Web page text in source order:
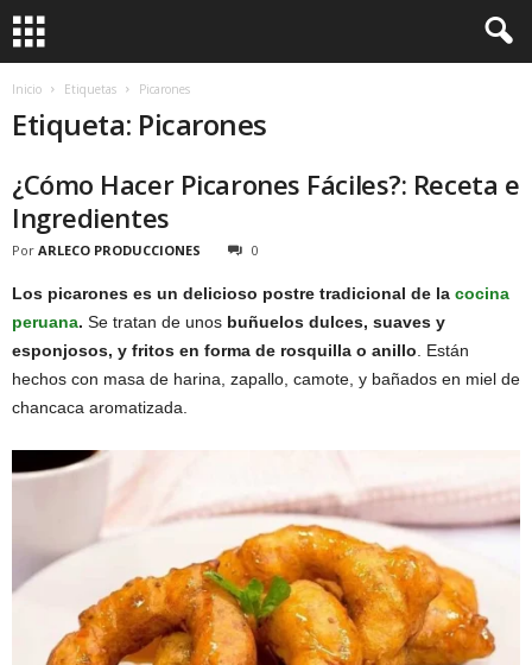
Inicio Etiquetas Picarones
Etiqueta: Picarones
¿Cómo Hacer Picarones Fáciles?: Receta e
Ingredientes
Por ARLECO PRODUCCIONES 0
Los picarones es un delicioso postre tradicional de la cocina
peruana. Se tratan de unos buñuelos dulces, suaves y
esponjosos, y fritos en forma de rosquilla o anillo . Están
hechos con masa de harina, zapallo, camote, y bañados en miel de
chancaca aromatizada.